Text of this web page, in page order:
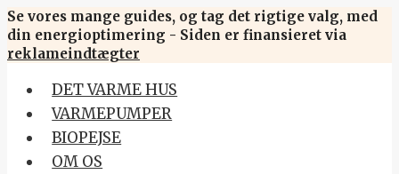
Skip
to
content
Se vores mange guides, og tag det rigtige valg, med
din energioptimering - Siden er finansieret via
reklameindtægter
DET VARME HUS
VARMEPUMPER
BIOPEJSE
OM OS